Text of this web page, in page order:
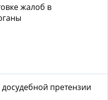
жалоб в
претензии